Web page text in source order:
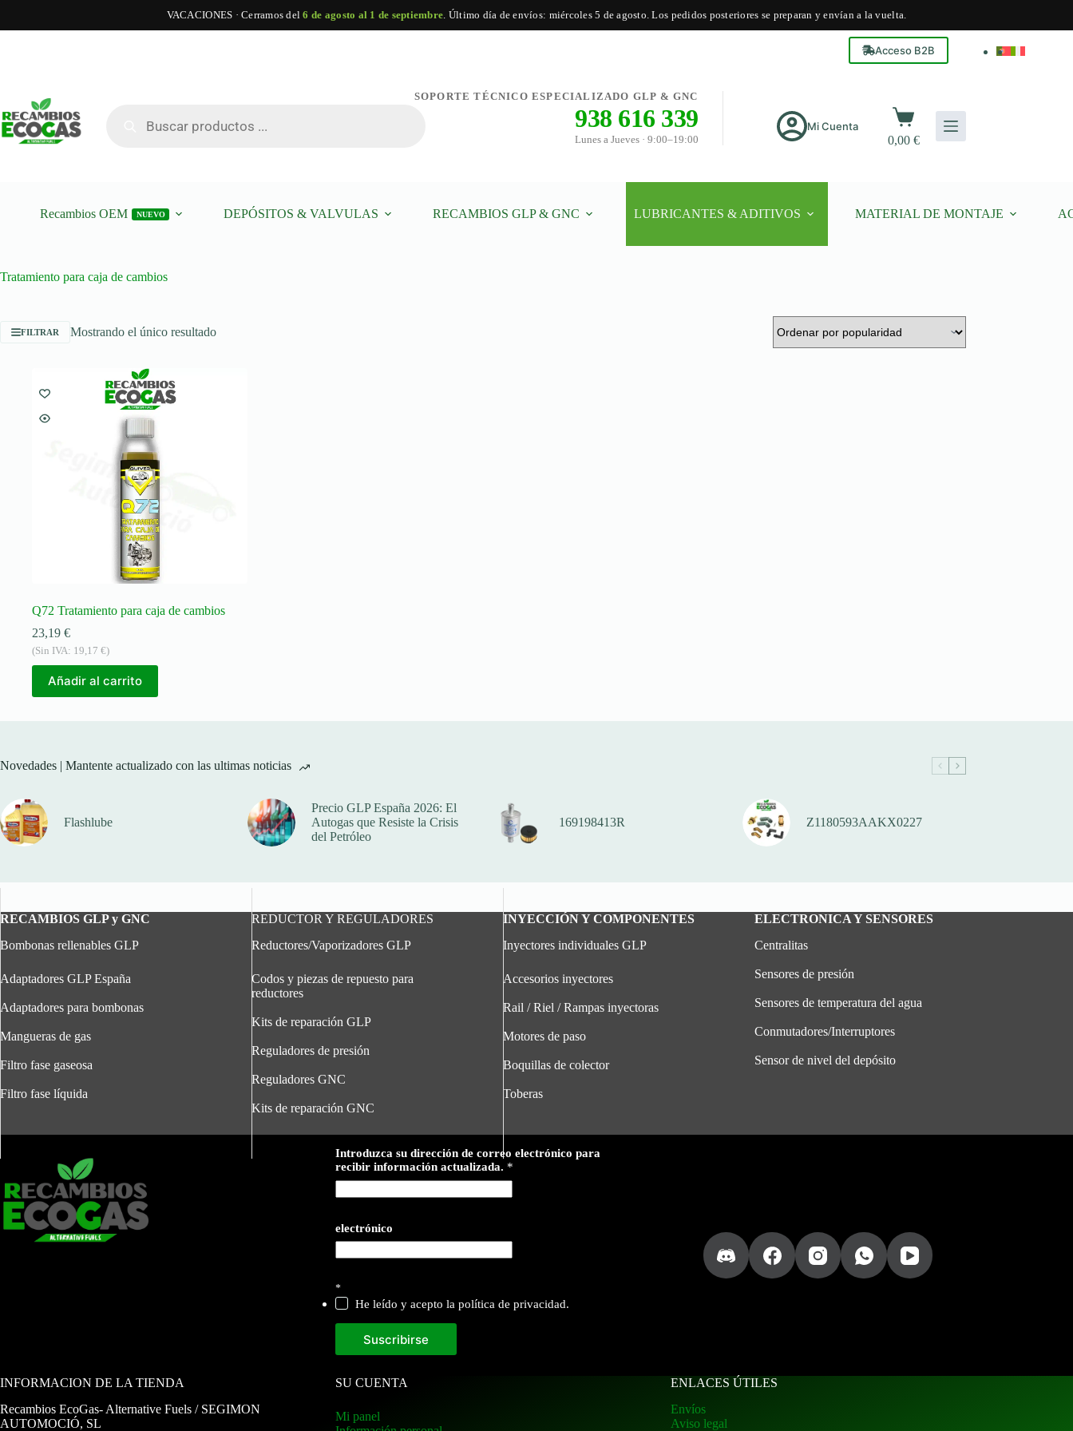
VACACIONES · Cerramos del6 de agosto al 1 de septiembre. Último día de envíos: miércoles 5 de agosto. Los pedidos posteriores se preparan y envían a la vuelta.
Acceso B2B
SOPORTE TÉCNICO ESPECIALIZADO GLP & GNC
938 616 339
Lunes a Jueves · 9:00–19:00
Mi Cuenta
Carro
de
compra
0,00 €
Recambios OEM NUEVO DEPÓSITOS & VALVULAS RECAMBIOS GLP & GNC LUBRICANTES & ADITIVOS MATERIAL DE MONTAJE
Tratamiento para caja de cambios
FILTRAR Mostrando el único resultado
Q72 Tratamiento para caja de cambios
23,19 €
(Sin IVA: 19,17 €)
Añadir al carrito
Novedades | Mantente actualizado con las ultimas noticias
Flashlube
Precio GLP España 2026: El
Autogas que Resiste la Crisis
del Petróleo
169198413R Z1180593AAKX0227
RECAMBIOS GLP y GNC
Bombonas rellenables GLP
Adaptadores GLP España
Adaptadores para bombonas
Mangueras de gas
Filtro fase gaseosa
Filtro fase líquida
REDUCTOR Y REGULADORES
Reductores/Vaporizadores GLP
Codos y piezas de repuesto para
reductores
Kits de reparación GLP
Reguladores de presión
Reguladores GNC
Kits de reparación GNC
INYECCIÓN Y COMPONENTES
Inyectores individuales GLP
Accesorios inyectores
Rail / Riel / Rampas inyectoras
Motores de paso
Boquillas de colector
Toberas
ELECTRONICA Y SENSORES
Centralitas
Sensores de presión
Sensores de temperatura del agua
Conmutadores/Interruptores
Sensor de nivel del depósito
Introduzca su dirección de correo electrónico para
recibir información actualizada. *
electrónico
*
He leído y acepto la política de privacidad.
Suscribirse
INFORMACION DE LA TIENDA
Recambios EcoGas- Alternative Fuels / SEGIMON
AUTOMOCIÓ, SL
SU CUENTA
Mi panel
ENLACES ÚTILES
Envíos
Aviso legal